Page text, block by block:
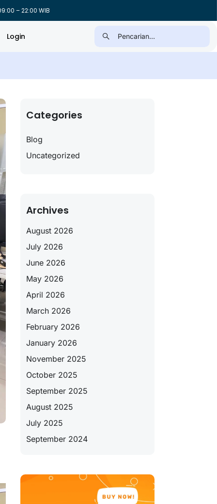
– 22:00 WIB
Login
Categories
Blog
Uncategorized
Archives
August 2026
July 2026
June 2026
May 2026
April 2026
March 2026
February 2026
January 2026
November 2025
October 2025
September 2025
August 2025
July 2025
September 2024